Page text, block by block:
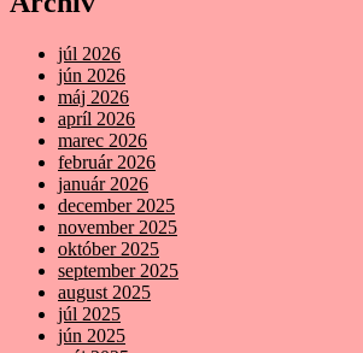
júl 2026
jún 2026
máj 2026
apríl 2026
marec 2026
február 2026
január 2026
december 2025
november 2025
október 2025
september 2025
august 2025
júl 2025
jún 2025